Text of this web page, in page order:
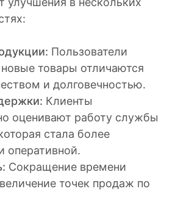
Пользователи
новые товары отличаются
и долговечностью.
Клиенты
оценивают работу службы
стала более
оперативной.
Сокращение времени
точек продаж по